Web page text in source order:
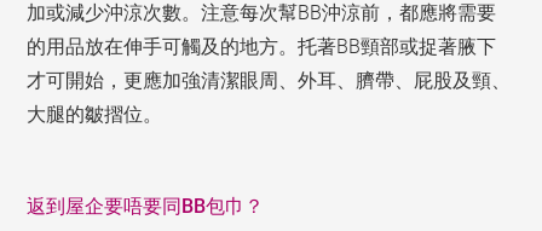
加或減少沖涼次數。注意每次幫BB沖涼前，都應將需要
的用品放在伸手可觸及的地方。托著BB頸部或捉著腋下
才可開始，更應加強清潔眼周、外耳、臍帶、屁股及頸、
大腿的皺摺位。
返到屋企要唔要同BB包巾？